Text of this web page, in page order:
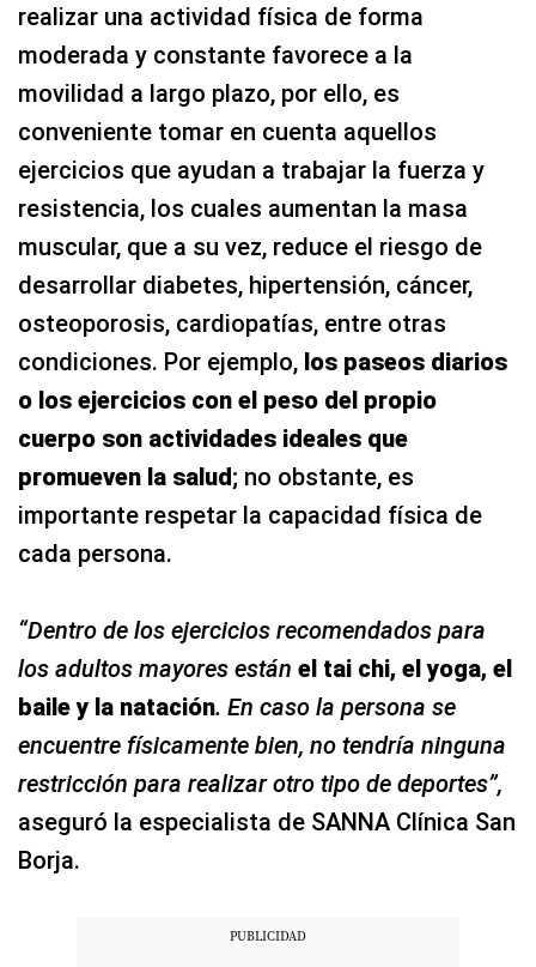
realizar una actividad física de forma
moderada y constante favorece a la
movilidad a largo plazo, por ello, es
conveniente tomar en cuenta aquellos
ejercicios que ayudan a trabajar la fuerza y
resistencia, los cuales aumentan la masa
muscular, que a su vez, reduce el riesgo de
desarrollar diabetes, hipertensión, cáncer,
osteoporosis, cardiopatías, entre otras
condiciones. Por ejemplo, los paseos diarios
o los ejercicios con el peso del propio
cuerpo son actividades ideales que
promueven la salud; no obstante, es
importante respetar la capacidad física de
cada persona.
“Dentro de los ejercicios recomendados para
los adultos mayores están el tai chi, el yoga, el
baile y la natación. En caso la persona se
encuentre físicamente bien, no tendría ninguna
restricción para realizar otro tipo de deportes”,
aseguró la especialista de SANNA Clínica San
Borja.